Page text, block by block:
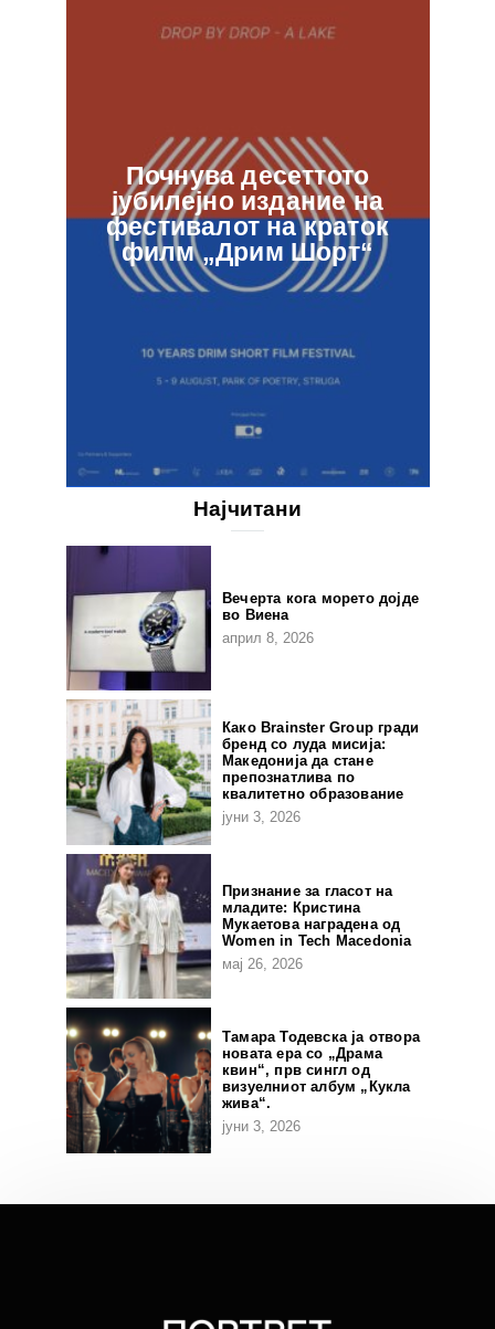
Почнува десеттото
јубилејно издание на
фестивалот на краток
филм „Дрим Шорт“
Најчитани
Вечерта кога морето дојде
во Виена
април 8, 2026
Како Brainster Group гради
бренд со луда мисија:
Македонија да стане
препознатлива по
квалитетно образование
јуни 3, 2026
Признание за гласот на
младите: Кристина
Мукаетова наградена од
Women in Tech Macedonia
мај 26, 2026
Тамара Тодевска ја отвора
новата ера со „Драма
квин“, прв сингл од
визуелниот албум „Кукла
жива“.
јуни 3, 2026